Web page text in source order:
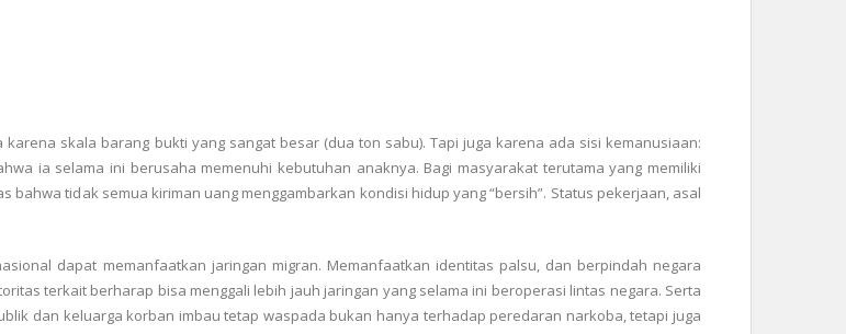
skala barang bukti yang sangat besar (dua ton sabu). Tapi juga karena ada sisi kemanusiaan:
ia selama ini berusaha memenuhi kebutuhan anaknya. Bagi masyarakat terutama yang memiliki
tidak semua kiriman uang menggambarkan kondisi hidup yang “bersih”. Status pekerjaan, asal
dapat memanfaatkan jaringan migran. Memanfaatkan identitas palsu, dan berpindah negara
terkait berharap bisa menggali lebih jauh jaringan yang selama ini beroperasi lintas negara. Serta
dan keluarga korban imbau tetap waspada bukan hanya terhadap peredaran narkoba, tetapi juga